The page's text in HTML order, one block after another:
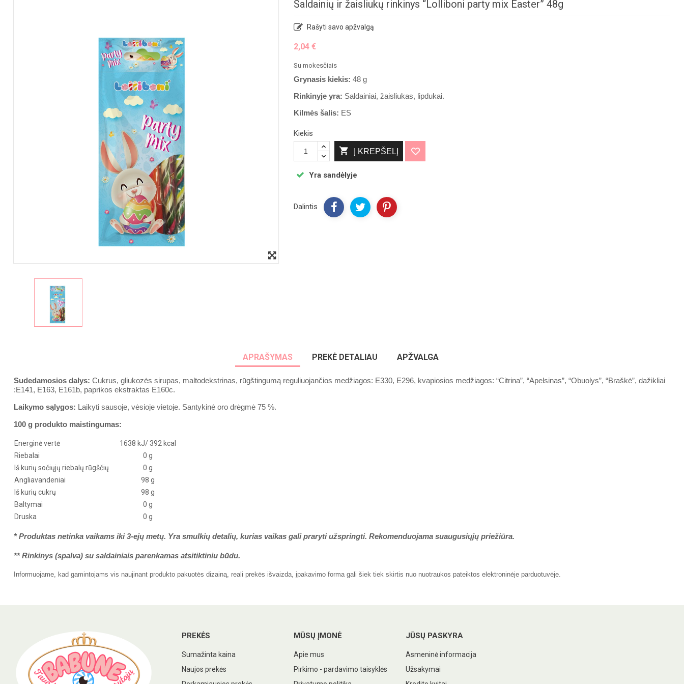
Saldainių ir žaisliukų rinkinys “Lolliboni party mix Easter” 48g
Rašyti savo apžvalgą
2,04 €
Su mokesčiais
Grynasis kiekis: 48 g
Rinkinyje yra: Saldainiai, žaisliukas, lipdukai.
Kilmės šalis: ES
Kiekis
 Į KREPŠELĮ
Yra sandėlyje
Dalintis
APRAŠYMAS PREKĖ DETALIAU APŽVALGA
Sudedamosios dalys: Cukrus, gliukozės sirupas, maltodekstrinas, rūgštingumą reguliuojančios medžiagos: E330, E296, kvapiosios medžiagos: “Citrina”, “Apelsinas”, “Obuolys”, “Braškė”, dažikliai
:E141, E163, E161b, paprikos ekstraktas E160c.
Laikymo sąlygos: Laikyti sausoje, vėsioje vietoje. Santykinė oro drėgmė 75 %.
100 g produkto maistingumas:
Energinė vertė
1638 kJ/ 392 kcal
Riebalai
0 g
Iš kurių sočiųjų riebalų rūgščių
0 g
Angliavandeniai
98 g
Iš kurių cukrų
98 g
Baltymai
0 g
Druska
0 g
*Produktas netinka vaikams iki 3-ejų metų. Yra smulkių detalių, kurias vaikas gali praryti užspringti. Rekomenduojama suaugusiųjų priežiūra.
** Rinkinys (spalva) su saldainiais parenkamas atsitiktiniu būdu.
Informuojame, kad gamintojams vis naujinant produkto pakuotės dizainą, reali prekės išvaizda, įpakavimo forma gali šiek tiek skirtis nuo nuotraukos pateiktos elektroninėje parduotuvėje.
PREKĖS
Sumažinta kaina
Naujos prekės
MŪSŲ ĮMONĖ
Apie mus
Pirkimo - pardavimo taisyklės
JŪSŲ PASKYRA
Asmeninė informacija
Užsakymai